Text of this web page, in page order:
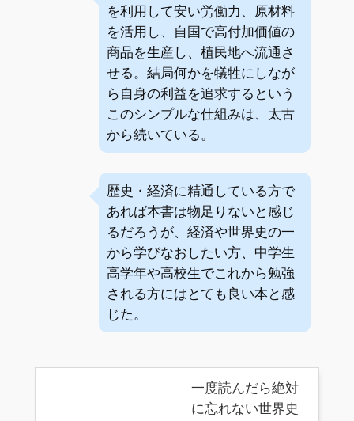
を利用して安い労働力、原材料
を活用し、自国で高付加価値の
商品を生産し、植民地へ流通さ
せる。結局何かを犠牲にしなが
ら自身の利益を追求するという
このシンプルな仕組みは、太古
から続いている。
歴史・経済に精通している方で
あれば本書は物足りないと感じ
るだろうが、経済や世界史の一
から学びなおしたい方、中学生
高学年や高校生でこれから勉強
される方にはとても良い本と感
じた。
一度読んだら絶対
に忘れない世界史